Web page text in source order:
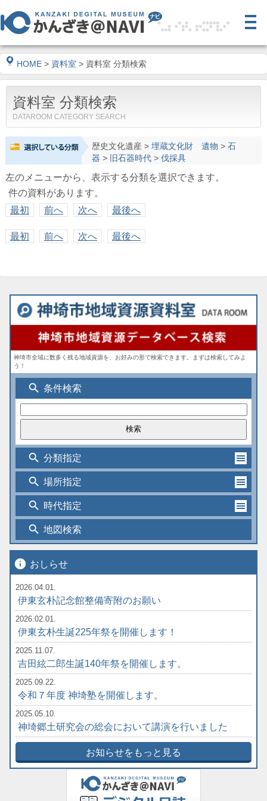
HOME > 資料室 > 資料室 分類検索
資料室 分類検索
DATAROOM CATEGORY SEARCH
歴史文化遺産> 埋蔵文化財 遺物 > 石
器 > 旧石器時代> 伐採具
左のメニューから、表示する分類を選択できます。
件の資料があります。
最初
前へ 次へ 最後へ
最初 前へ 次へ 最後へ
神埼市全域に数多く残る地域資源を、お好みの形で検索できます。まずは検索してみよ
う！
search 条件検索
search 分類指定
search 場所指定
search 時代指定
search 地図検索
info おしらせ
2026.04.01.
伊東玄朴記念館整備寄附のお願い
2026.02.01.
伊東玄朴生誕225年祭を開催します！
2025.11.07.
吉田絃二郎生誕140年祭を開催します。
2025.09.22.
令和７年度 神埼塾を開催します。
2025.05.10.
神埼郷土研究会の総会において講演を行いました
お知らせをもっと見る